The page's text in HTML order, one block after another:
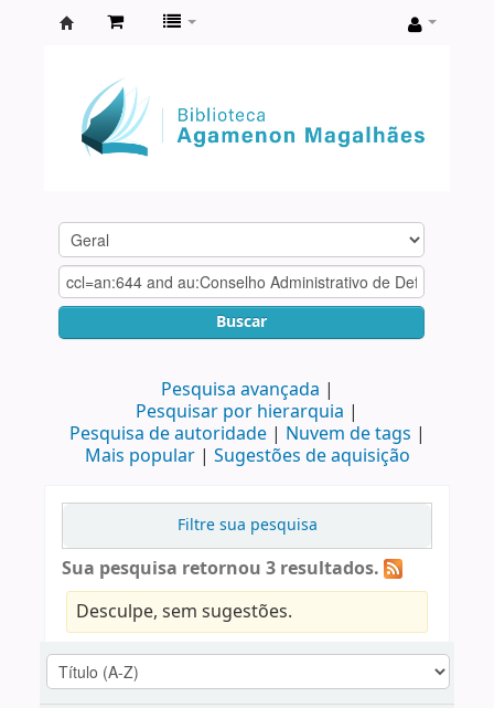
Agamenon
Magalhães
Buscar
Pesquisa avançada
Pesquisar por hierarquia
Pesquisa de autoridade
Nuvem de tags
Mais popular
Sugestões de aquisição
Filtre sua pesquisa
Sua pesquisa retornou 3 resultados.
Desculpe, sem sugestões.